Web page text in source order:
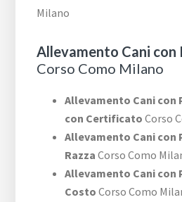
Allevamento Cani con
Corso Como Milano
Allevamento Cani con
con Certificato Corso
Allevamento Cani con
Razza Corso Como
Allevamento Cani con
Costo Corso Como